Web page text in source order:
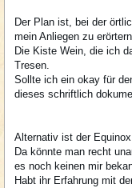
Der Plan ist, bei der
mein Anliegen zu
Die Kiste Wein, die ich
Tresen.
Sollte ich ein okay für
dieses schriftlich
Alternativ ist der
Da könnte man recht
es noch keinen mir
Habt ihr Erfahrung mit